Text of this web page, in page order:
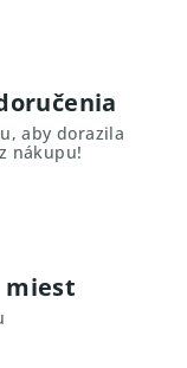
aby dorazila
nákupu!
miest